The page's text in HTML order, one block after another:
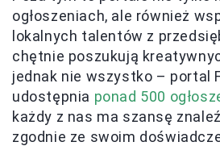
ogłoszeniach, ale również
lokalnych talentów z
chętnie poszukują
jednak nie wszystko – portal
udostępnia ponad 500
każdy z nas ma szansę
zgodnie ze swoim